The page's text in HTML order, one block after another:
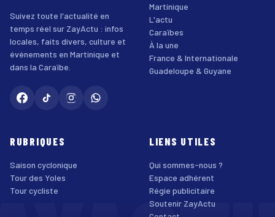
Suivez toute l'actualité en
temps réel sur ZayActu : infos
locales, faits divers, culture et
événements en Martinique et
dans la Caraïbe.
Martinique
L'actu
Caraïbes
À la une
France & Internationale
Guadeloupe & Guyane
RUBRIQUES
Saison cyclonique
Tour des Yoles
Tour cycliste
LIENS UTILES
Qui sommes-nous ?
Espace adhérent
Régie publicitaire
Soutenir ZayActu